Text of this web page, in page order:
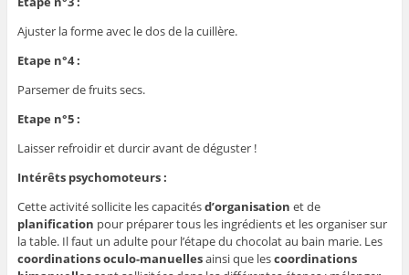
Ajuster la forme avec le dos de la cuillère.
Etape n°4 :
Parsemer de fruits secs.
Etape n°5 :
Laisser refroidir et durcir avant de déguster !
Intérêts psychomoteurs :
Cette activité sollicite les capacitésd’organisation et de
planification pour préparer tous les ingrédients et les organiser sur
la table. Il faut un adulte pour l’étape du chocolat au bain marie. Les
coordinations oculo-manuellesainsi que lescoordinations